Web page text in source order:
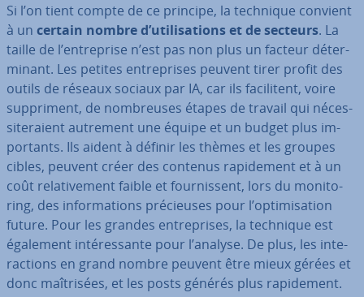
Si l’on tient compte de ce principe, la technique convient
à un certain nombre d’uti­li­sa­tions et de secteurs. La
taille de l’en­tre­prise n’est pas non plus un facteur dé­ter­
mi­nant. Les petites en­tre­prises peuvent tirer profit des
outils de réseaux sociaux par IA, car ils fa­ci­li­tent, voire
sup­pri­ment, de nom­breuses étapes de travail qui né­ces­
si­te­raient autrement une équipe et un budget plus im­
por­tants. Ils aident à définir les thèmes et les groupes
cibles, peuvent créer des contenus ra­pi­de­ment et à un
coût re­la­ti­ve­ment faible et four­nis­sent, lors du mo­ni­to­
ring, des in­for­ma­tions pré­cieuses pour l’op­ti­mi­sa­tion
future. Pour les grandes en­tre­prises, la technique est
également in­té­res­sante pour l’analyse. De plus, les in­te­
rac­tions en grand nombre peuvent être mieux gérées et
donc maî­tri­sées, et les posts générés plus ra­pi­de­ment.